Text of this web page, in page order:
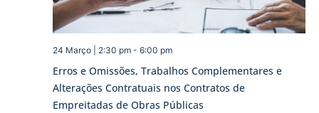
Erros e Omissões, Trabalhos Complementares e
Alterações Contratuais nos Contratos de
Empreitadas de Obras Públicas
24 Março | 2:30 pm- 6:00 pm